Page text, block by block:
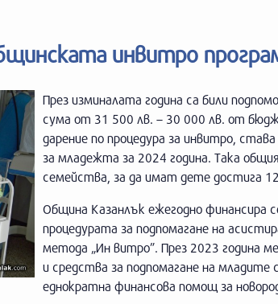
инвитро
През изминалата година са били
сума от 31 500 лв. – 30 000 лв. от
дарение по процедура за инвитро,
за младежта за 2024 година. Така
семейства, за да имат дете достига
Община Казанлък ежегодно финансира
процедурата за подпомагане на
метода „Ин витро”. През 2023 година
и средства за подпомагане на младите
еднократна финансова помощ за